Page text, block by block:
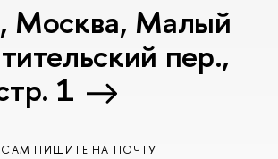
Москва, Малый
пер.,
1
ПИШИТЕ НА ПОЧТУ